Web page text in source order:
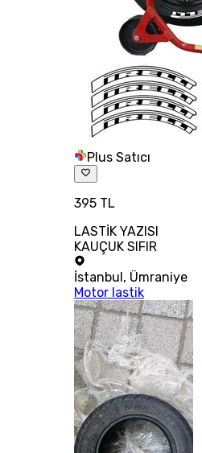
Plus Satıcı
395 TL
LASTİK YAZISI
KAUÇUK SIFIR
İstanbul , Ümraniye
Motor lastik